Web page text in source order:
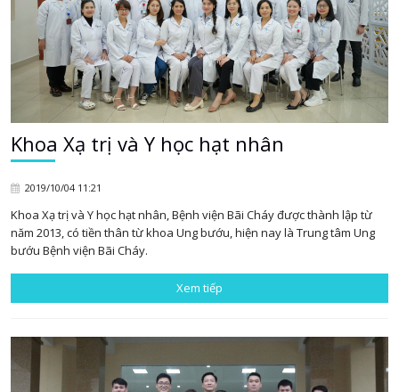
Khoa Xạ trị và Y học hạt nhân
2019/10/04 11:21
Khoa Xạ trị và Y học hạt nhân, Bệnh viện Bãi Cháy được thành lập từ
năm 2013, có tiền thân từ khoa Ung bướu, hiện nay là Trung tâm Ung
bướu Bệnh viện Bãi Cháy.
Xem tiếp